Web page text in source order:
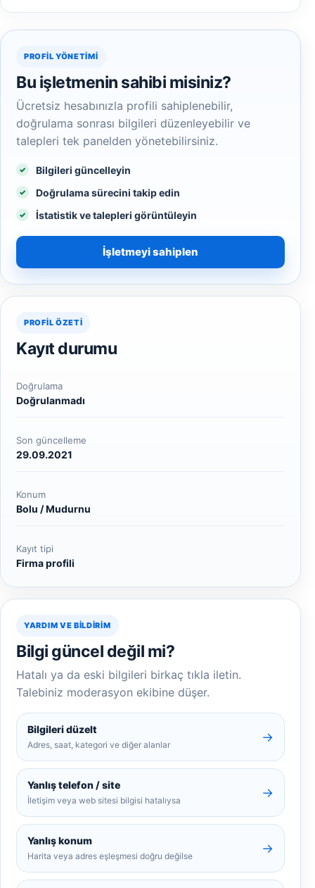
PROFIL YÖNETIMI
Bu işletmenin sahibi misiniz?
Ücretsiz hesabınızla profili sahiplenebilir,
doğrulama sonrası bilgileri düzenleyebilir ve
talepleri tek panelden yönetebilirsiniz.
Bilgileri güncelleyin
Doğrulama sürecini takip edin
İstatistik ve talepleri görüntüleyin
İşletmeyi sahiplen
PROFIL ÖZETI
Kayıt durumu
Doğrulama
Doğrulanmadı
Son güncelleme
29.09.2021
Konum
Bolu / Mudurnu
Kayıt tipi
Firma profili
YARDIM VE BILDIRIM
Bilgi güncel değil mi?
Hatalı ya da eski bilgileri birkaç tıkla iletin.
Talebiniz moderasyon ekibine düşer.
Bilgileri düzelt
Adres, saat, kategori ve diğer alanlar
→
Yanlış telefon / site
İletişim veya web sitesi bilgisi hatalıysa
→
Yanlış konum
Harita veya adres eşleşmesi doğru değilse
→